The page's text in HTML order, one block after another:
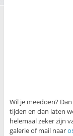
Wil je meedoen?
tijden en dan laten
helemaal zeker zijn
galerie of mail naar